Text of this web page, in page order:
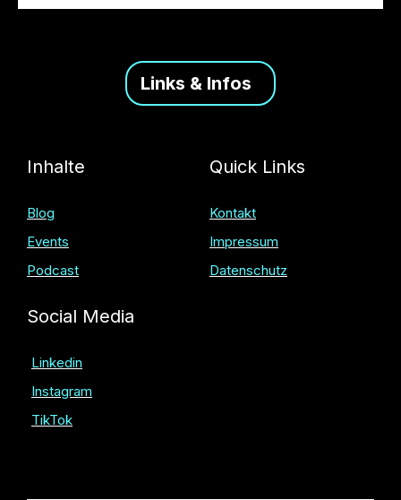
Links & Infos
Inhalte
Blog
Events
Podcast
Quick Links
Kontakt
Impressum
Datenschutz
Social Media
Linkedin
Instagram
TikTok